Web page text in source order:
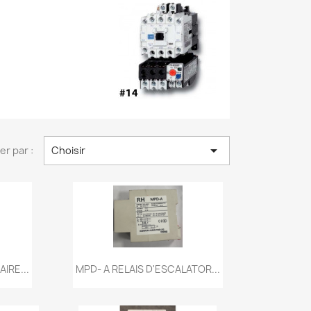
par : Choisir 
Aperçu rapide
MPD- A RELAIS D'ESCALATOR...